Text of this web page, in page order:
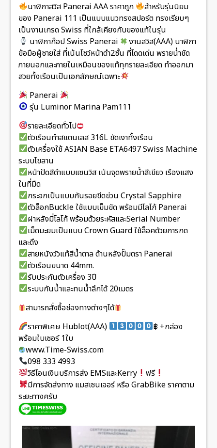
นาฬิกาสวิส Panerai AAA ราคาถูก
สำหรับรุ่นนิยม
ของ Panerai 111 เป็นแบบแนวทรงสปอร์ต ทรงเรียบๆ
เป็นงานเกรด Swiss ที่ใกล้เคียงกับของแท้ในรุ่น
นาฬิกาก๊อป Swiss Panerai
งานสวิส(AAA) นาฬิกา
ข้อมือผู้ชายใส่ ที่เน้นโชว์หน้าดำ2ชั้น ที่โดดเด่น พรายน่ำชัด
ภายนอกและภายในเหมือนของแท้ทุกรายละเอียด ทำออกมา
สวยทั้งเรือนเป็นเอกลักษณ์เฉพาะ
Panerai
รุ่น Luminor Marina Pam111
รายละเอียดทั่วไป
ตัวเรือนทำสแตนเลส 316L ขัดเงาทั้งเรือน
ตัวเครื่องใช้ ASIAN Base ETA6497 Swiss Machine
ระบบไขลาน
หน้าปัดสีดำแบบแซนวิส เน้นจุดพรายน้ำสีเขียว เรืองแสง
ในที่มืด
กระจกเป็นแบบกันรอยขีดข่วน Crystal Sapphire
ตัวล็อกBuckle ใช้แบบเข็มขัด พร้อมมีโลโก้ Panerai
ฝาหลังมี่โลโก้ พร้อมด้วยระหัสและSerial Number
เม็ดมะยมเป็นแบบ Crown Guard ใช้ล็อคด้วยการกด
และดึง
สายหนังวัวแท้สีน้ำตาล ด้านหลังปั๊มตรา Panerai
ตัวเรือนขนาด 44mm.
รับประกันตัวเครื่อง 3ปี
ระบบกันน้ำและทนน้ำลึกได้ 20เมตร
สามารถสั่งซื้อช่องทางต่างๆได้
ราคาพิเศษ Hublot(AAA)
฿ +กล่อง
พร้อมใบเซอร์ 1ใบ
www.Time-Swiss.com
098 333 4993
วิธีโอนเงินบริการส่ง EMSและKerry
ฟรี
มีการจัดส่งทาง แมสเซนเจอร์ หรือ GrabBike ราคาตาม
ระยะทางครับ